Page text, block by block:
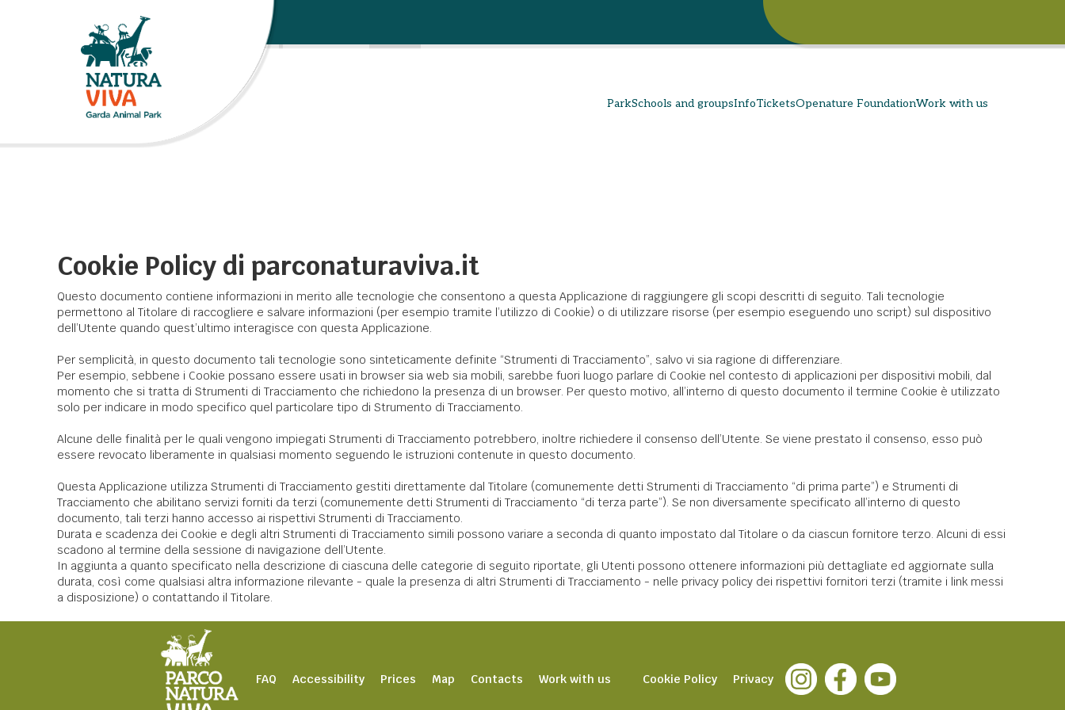
ParkSchools and groupsInfoTicketsOpenature FoundationWork with us
Cookie Policy di parconaturaviva.it
Questo documento contiene informazioni in merito alle tecnologie che consentono a questa Applicazione di raggiungere gli scopi descritti di seguito. Tali tecnologie
permettono al Titolare di raccogliere e salvare informazioni (per esempio tramite l’utilizzo di Cookie) o di utilizzare risorse (per esempio eseguendo uno script) sul dispositivo
dell’Utente quando quest’ultimo interagisce con questa Applicazione.
Per semplicità, in questo documento tali tecnologie sono sinteticamente definite “Strumenti di Tracciamento”, salvo vi sia ragione di differenziare.
Per esempio, sebbene i Cookie possano essere usati in browser sia web sia mobili, sarebbe fuori luogo parlare di Cookie nel contesto di applicazioni per dispositivi mobili, dal
momento che si tratta di Strumenti di Tracciamento che richiedono la presenza di un browser. Per questo motivo, all’interno di questo documento il termine Cookie è utilizzato
solo per indicare in modo specifico quel particolare tipo di Strumento di Tracciamento.
Alcune delle finalità per le quali vengono impiegati Strumenti di Tracciamento potrebbero, inoltre richiedere il consenso dell’Utente. Se viene prestato il consenso, esso può
essere revocato liberamente in qualsiasi momento seguendo le istruzioni contenute in questo documento.
Questa Applicazione utilizza Strumenti di Tracciamento gestiti direttamente dal Titolare (comunemente detti Strumenti di Tracciamento “di prima parte”) e Strumenti di
Tracciamento che abilitano servizi forniti da terzi (comunemente detti Strumenti di Tracciamento “di terza parte”). Se non diversamente specificato all’interno di questo
documento, tali terzi hanno accesso ai rispettivi Strumenti di Tracciamento.
Durata e scadenza dei Cookie e degli altri Strumenti di Tracciamento simili possono variare a seconda di quanto impostato dal Titolare o da ciascun fornitore terzo. Alcuni di essi
scadono al termine della sessione di navigazione dell’Utente.
In aggiunta a quanto specificato nella descrizione di ciascuna delle categorie di seguito riportate, gli Utenti possono ottenere informazioni più dettagliate ed aggiornate sulla
durata, così come qualsiasi altra informazione rilevante - quale la presenza di altri Strumenti di Tracciamento - nelle privacy policy dei rispettivi fornitori terzi (tramite i link messi
a disposizione) o contattando il Titolare.
FAQ Accessibility Prices Map Contacts Work with us Cookie Policy Privacy